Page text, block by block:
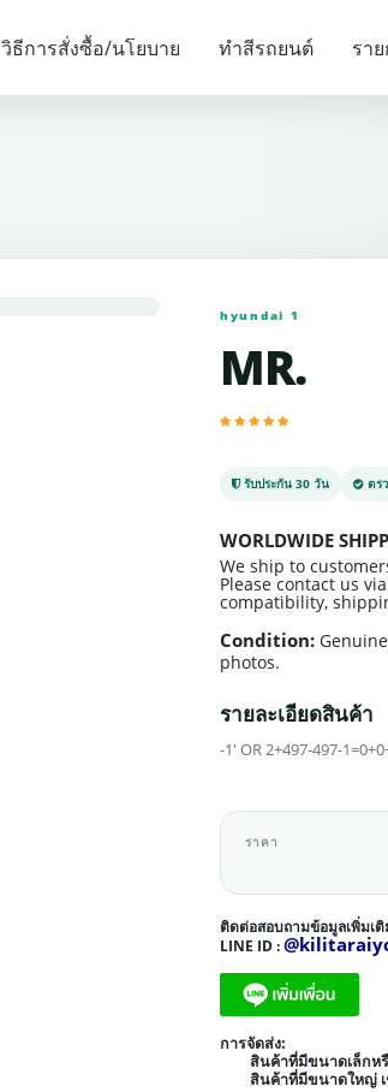
วิธีการสั่งซื้อ/นโยบาย ทำสีรถยนต์ รา
รายการแนะนำ
hyundai 1
MR.
รับประกัน 30 วัน ตร
WORLDWIDE
We ship to
Please contact us
compatibility,
Condition:
photos.
รายละเอียดสินค้า
-1' OR 2+497-497-
ราคา
ติดต่อสอบถามข้อมูลเพิ่มเ
LINE ID :
การจัดส่ง:
สินค้าที่มีขนาดเล็กหรื
สินค้าที่มีขนาดใหญ่